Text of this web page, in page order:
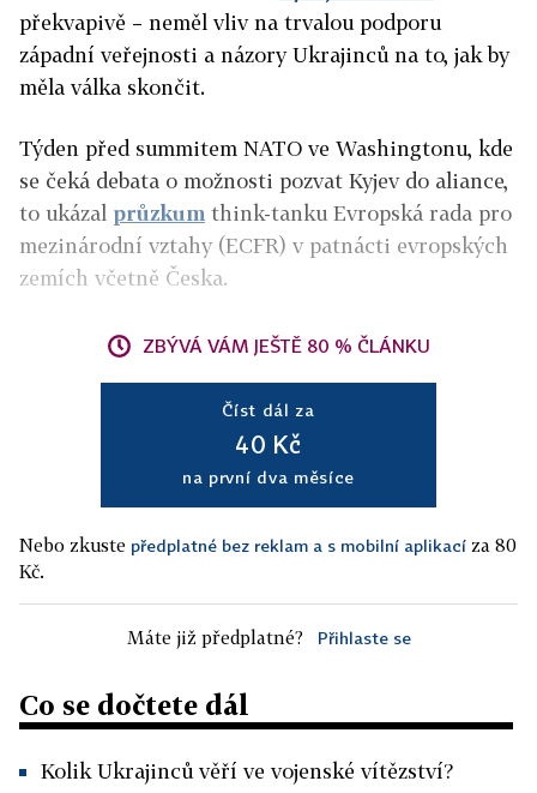
překvapivě – neměl vliv na trvalou podporu
západní veřejnosti a názory Ukrajinců na to, jak by
měla válka skončit.
Týden před summitem NATO ve Washingtonu, kde
se čeká debata o možnosti pozvat Kyjev do aliance,
to ukázal průzkum think-tanku Evropská rada pro
mezinárodní vztahy (ECFR) v patnácti evropských
zemích včetně Česka.
ZBÝVÁ VÁM JEŠTĚ 80 % ČLÁNKU
Číst dál za
40 Kč
na první dva měsíce
Nebo zkuste předplatné bez reklam a s mobilní aplikací za 80
Kč.
Máte již předplatné? Přihlaste se
Co se dočtete dál
Kolik Ukrajinců věří ve vojenské vítězství?